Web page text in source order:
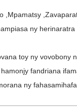
Mpamatsy
ny
toy ny vovobony
fandriana
ny